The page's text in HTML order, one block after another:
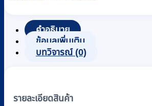
แบบ
ดิจิตอล
CAMRY
4350H
คำอธิบาย
ข้อมูลเพิ่มเติม
บทวิจารณ์ (0)
รายละเอียดสินค้า